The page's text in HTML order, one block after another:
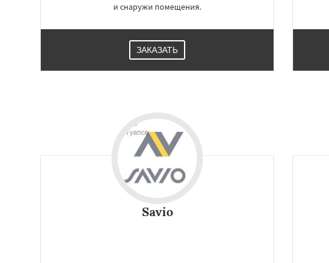
и снаружи помещения.
ЗАКАЗАТЬ
Savio